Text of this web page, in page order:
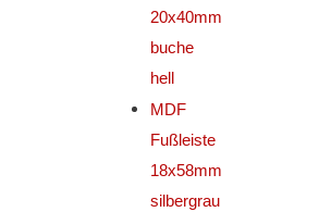
20x40mm
buche
hell
MDF
Fußleiste
18x58mm
silbergrau